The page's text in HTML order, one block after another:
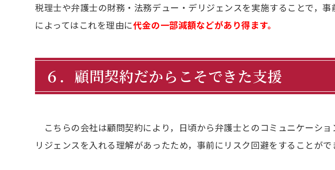
税理士や弁護士の財務・法務デュー・デリジェンスを実施することで，
によってはこれを理由に代金の一部減額などがあり得ます。
６．顧問契約だからこそできた支援
こちらの会社は顧問契約により，日頃から弁護士とのコミュニケーシ
リジェンスを入れる理解があったため，事前にリスク回避をすることがで